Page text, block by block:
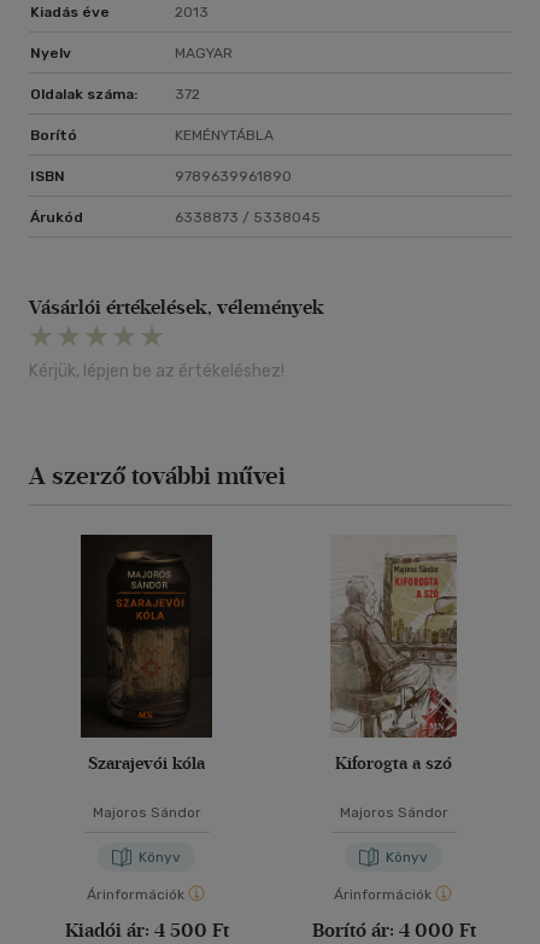
Kiadás éve 2013
Nyelv MAGYAR
Oldalak száma: 372
Borító KEMÉNYTÁBLA
ISBN 9789639961890
Árukód 6338873 / 5338045
Vásárlói értékelések, vélemények
Kérjük, lépjen be az értékeléshez!
A szerző további művei
Szarajevói kóla
Majoros Sándor
Könyv
Árinformációk
Kiadói ár: 4 500 Ft
Kiforogta a szó
Majoros Sándor
Könyv
Árinformációk
Borító ár: 4 000 Ft